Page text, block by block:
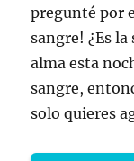
pregunté por
sangre! ¿Es la
alma esta
sangre,
solo quieres